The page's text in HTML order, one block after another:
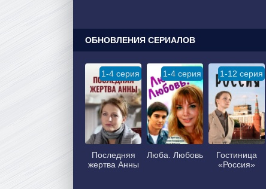
ОБНОВЛЕНИЯ СЕРИАЛОВ
1-4 серия
Последняя
жертва Анны
1-4 серия
Люба. Любовь
1-12 серия
Гостиница
«Россия»